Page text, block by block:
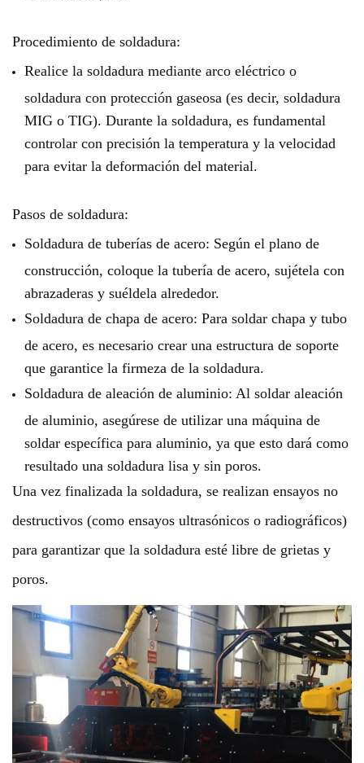
Procedimiento de soldadura:
Realice la soldadura mediante arco eléctrico o
soldadura con protección gaseosa (es decir, soldadura
MIG o TIG). Durante la soldadura, es fundamental
controlar con precisión la temperatura y la velocidad
para evitar la deformación del material.
Pasos de soldadura:
Soldadura de tuberías de acero: Según el plano de
construcción, coloque la tubería de acero, sujétela con
abrazaderas y suéldela alrededor.
Soldadura de chapa de acero: Para soldar chapa y tubo
de acero, es necesario crear una estructura de soporte
que garantice la firmeza de la soldadura.
Soldadura de aleación de aluminio: Al soldar aleación
de aluminio, asegúrese de utilizar una máquina de
soldar específica para aluminio, ya que esto dará como
resultado una soldadura lisa y sin poros.
Una vez finalizada la soldadura, se realizan ensayos no
destructivos (como ensayos ultrasónicos o radiográficos)
para garantizar que la soldadura esté libre de grietas y
poros.